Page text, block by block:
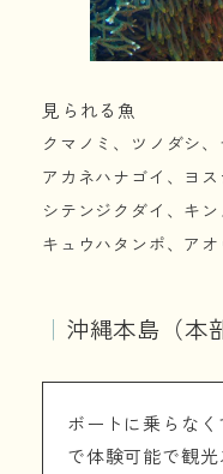
見られる魚
クマノミ、ツノダシ
アカネハナゴイ、ヨ
シテンジクダイ、キ
キュウハタンポ、アオ
｜ 沖縄本島（本
ボートに乗らな
で体験可能で観